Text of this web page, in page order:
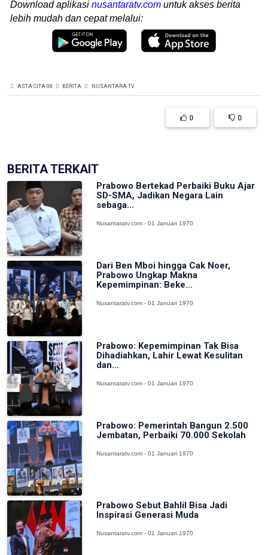
Download aplikasi nusantaratv.com untuk akses berita
lebih mudah dan cepat melalui:
ASTA CITA 08 BERITA NUSANTARA TV
0 0
BERITA TERKAIT
Prabowo Bertekad Perbaiki Buku Ajar
SD-SMA, Jadikan Negara Lain
sebaga...
Nusantaratv.com - 01 Januari 1970
Dari Ben Mboi hingga Cak Noer,
Prabowo Ungkap Makna
Kepemimpinan: Beke...
Nusantaratv.com - 01 Januari 1970
Prabowo: Kepemimpinan Tak Bisa
Dihadiahkan, Lahir Lewat Kesulitan
dan...
Nusantaratv.com - 01 Januari 1970
Prabowo: Pemerintah Bangun 2.500
Jembatan, Perbaiki 70.000 Sekolah
Nusantaratv.com - 01 Januari 1970
Prabowo Sebut Bahlil Bisa Jadi
Inspirasi Generasi Muda
Nusantaratv.com - 01 Januari 1970